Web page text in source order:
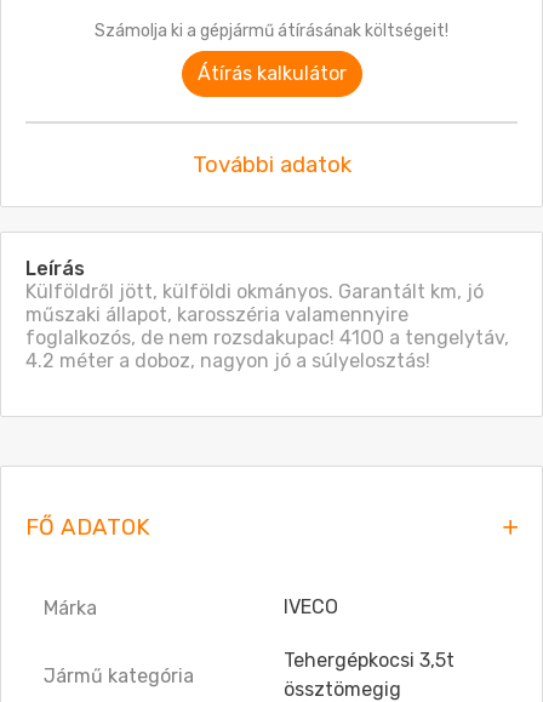
Számolja ki a gépjármű átírásának költségeit!
Átírás kalkulátor
További adatok
Leírás
Külföldről jött, külföldi okmányos. Garantált km, jó
műszaki állapot, karosszéria valamennyire
foglalkozós, de nem rozsdakupac! 4100 a tengelytáv,
4.2 méter a doboz, nagyon jó a súlyelosztás!
FŐ ADATOK
Márka IVECO
Jármű kategória
Tehergépkocsi 3,5t
össztömegig